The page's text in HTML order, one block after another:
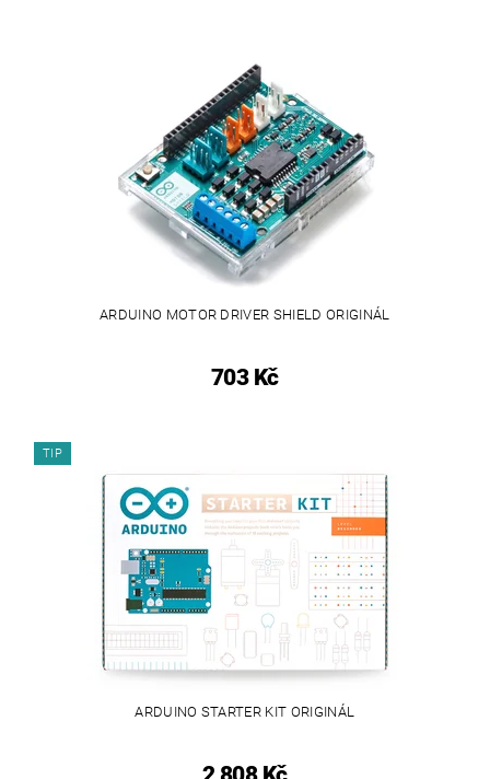
ARDUINO MOTOR DRIVER SHIELD ORIGINÁL
703 Kč
TIP
ARDUINO STARTER KIT ORIGINÁL